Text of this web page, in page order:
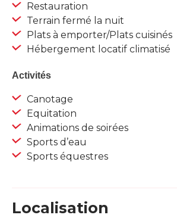
Restauration
Terrain fermé la nuit
Plats à emporter/Plats cuisinés
Hébergement locatif climatisé
Activités
Canotage
Equitation
Animations de soirées
Sports d’eau
Sports équestres
Localisation